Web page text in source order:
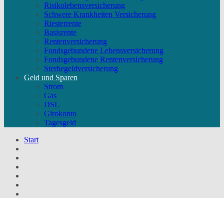
Risikolebensversicherung
Schwere Krankheiten Versicherung
Riesterrente
Basisrente
Rentenversicherung
Fondsgebundene Lebensversicherung
Fondsgebundene Rentenversicherung
Sterbegeldversicherung
Geld und Sparen
Strom
Gas
DSL
Girokonto
Tagesgeld
Start